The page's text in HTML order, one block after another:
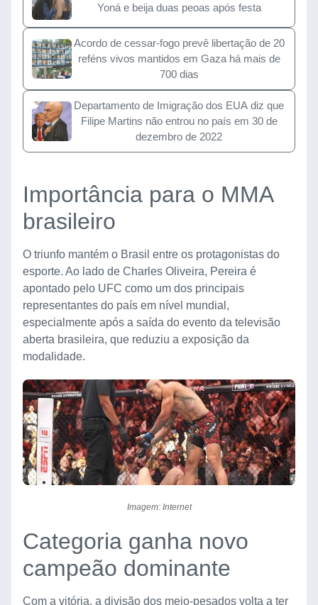
Yoná e beija duas peoas após festa
Acordo de cessar-fogo prevê libertação de 20
reféns vivos mantidos em Gaza há mais de
700 dias
Departamento de Imigração dos EUA diz que
Filipe Martins não entrou no país em 30 de
dezembro de 2022
Importância para o MMA
brasileiro
O triunfo mantém o Brasil entre os protagonistas do
esporte. Ao lado de Charles Oliveira, Pereira é
apontado pelo UFC como um dos principais
representantes do país em nível mundial,
especialmente após a saída do evento da televisão
aberta brasileira, que reduziu a exposição da
modalidade.
Imagem: Internet
Categoria ganha novo
campeão dominante
Com a vitória, a divisão dos meio-pesados volta a ter